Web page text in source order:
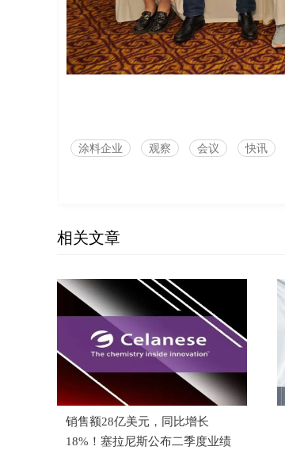
涂料企业 观察 会议 快讯
相关文章
销售额28亿美元，同比增长
18%！塞拉尼斯公布二季度业绩